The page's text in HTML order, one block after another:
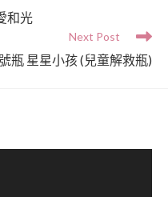
和光
Next Post
瓶 星星小孩 (兒童解救瓶)